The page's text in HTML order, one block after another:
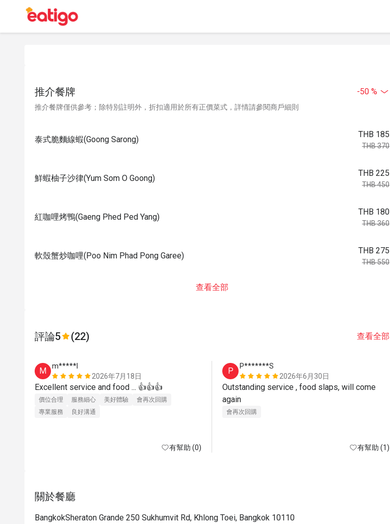
推介餐牌 -50 %
推介餐牌僅供參考；除特別註明外，折扣適用於所有正價菜式，詳情請參閱商戶細則
泰式脆麵線蝦(Goong Sarong)
THB 185
THB 370
鮮蝦柚子沙律(Yum Som O Goong)
THB 225
THB 450
紅咖哩烤鴨(Gaeng Phed Ped Yang)
THB 180
THB 360
軟殼蟹炒咖哩(Poo Nim Phad Pong Garee)
THB 275
THB 550
查看全部
評論5 (22) 查看全部
M
m*****l
2026年7月18日
Excellent service and food ... 👍👍👍
價位合理 服務細心 美好體驗
會再次回購
專業服務
良好溝通
有幫助 (0)
P
P*******S
2026年6月30日
Outstanding service , food slaps, will come
again
會再次回購
有幫助 (1)
關於餐廳
BangkokSheraton Grande 250 Sukhumvit Rd, Khlong Toei, Bangkok 10110